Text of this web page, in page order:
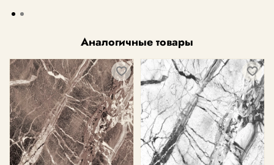
Аналогичные товары